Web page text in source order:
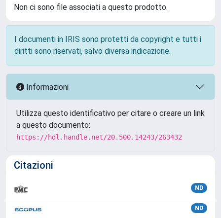
Non ci sono file associati a questo prodotto.
I documenti in IRIS sono protetti da copyright e tutti i
diritti sono riservati, salvo diversa indicazione.
Informazioni
Utilizza questo identificativo per citare o creare un link
a questo documento:
https://hdl.handle.net/20.500.14243/263432
Citazioni
ND
ND